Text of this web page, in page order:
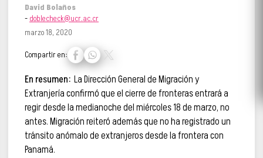
David Bolaños
- doblecheck@ucr.ac.cr
marzo 18, 2020
Compartir en:
En resumen: La Dirección General de Migración y
Extranjería confirmó que el cierre de fronteras entrará a
regir desde la medianoche del miércoles 18 de marzo, no
antes. Migración reiteró además que no ha registrado un
tránsito anómalo de extranjeros desde la frontera con
Panamá.